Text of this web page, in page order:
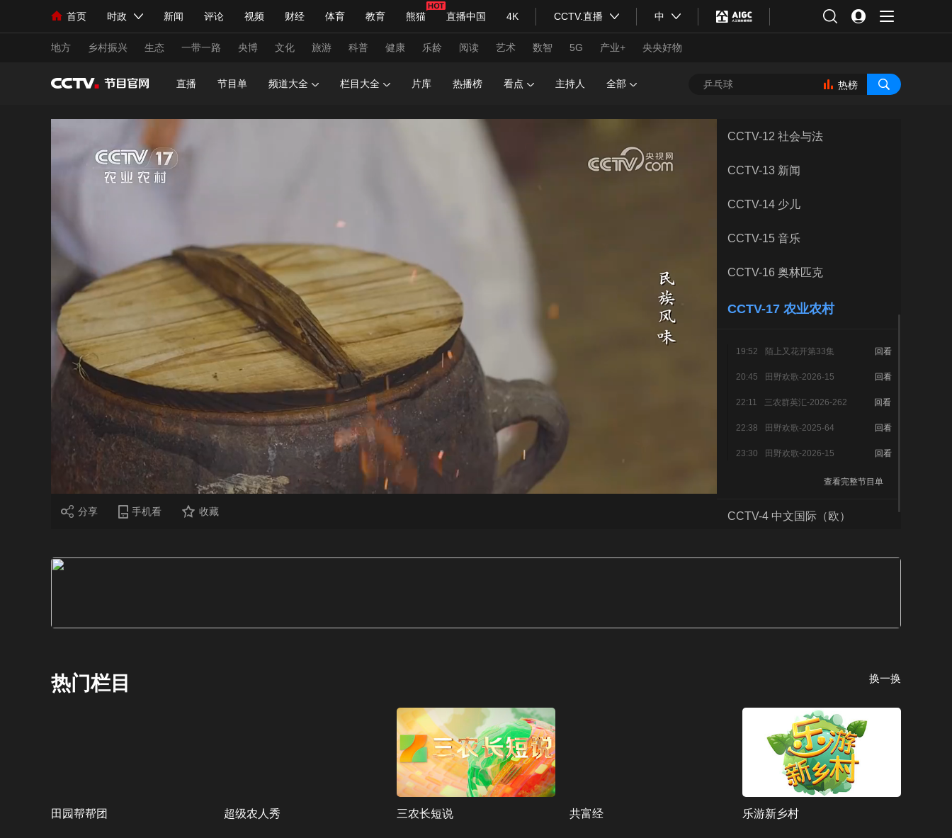
首页 时政 新闻 评论 视频 财经 体育 教育 熊猫 直播中国 4K CCTV.直播 中
人民领袖习近平 联播+ 中国领导人 央视快评 习式妙语 热解读 天天学习
直播 栏目大全 节目单 听音 微视频 主持人 下载央视影音
海外频道 iPanda English Монгол
地方 乡村振兴 生态 一带一路 央博 文化 旅游 科普 健康 乐龄 阅读 艺术 数智 5G 产业+ 央央好物
新闻 国内 国际
人民领袖习近平 光华锐评
比划 快看 蓝海中国 新兵请入列
体育 竞猜 2026年世界杯 2026年冬奥会 CBA NBA 中超 综合体育
CCTV奥林匹克频道 生活体育大会 体育江湖 冰雪道路
财经 乡村振兴 生态环境 一带一路 央博 非遗 旅游 艺术
大国智造 大国展会 大国保险 云顶对话 云起 超级工厂 智敬中国 全民健康
CCTV.节目官网 栏目 片库 热播榜 总台企业白名单
直播 节目单 频道大全 栏目大全 片库 热播榜 看点 主持人 全部 热榜
分享 手机看 收藏
CCTV-9 纪录
CCTV-12 社会与法
CCTV-13 新闻
CCTV-14 少儿
CCTV-15 音乐
CCTV-16 奥林匹克
CCTV-17 农业农村
19:52 陌上又花开第33集 回看
20:45 田野欢歌-2026-15 回看
22:11 三农群英汇-2026-262 回看
22:38 田野欢歌-2025-64 回看
23:30 田野欢歌-2026-15 回看
查看完整节目单
CCTV-4 中文国际（欧）
热门栏目 换一换
田园帮帮团 超级农人秀 三农长短说 共富经 乐游新乡村